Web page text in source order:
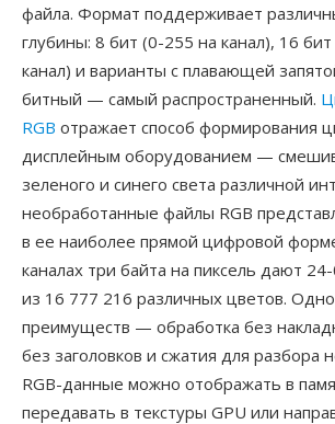
файла. Формат поддерживает
глубины: 8 бит (0-255 на канал), 16
канал) и варианты с плавающей
битный — самый распространенный.
RGB отражает способ формирования
дисплейным оборудованием —
зеленого и синего света различной
необработанные файлы RGB
в ее наиболее прямой цифровой
каналах три байта на пиксель дают
из 16 777 216 различных цветов.
преимуществ — обработка без
без заголовков и сжатия для разбора
RGB-данные можно отображать в
передавать в текстуры GPU или